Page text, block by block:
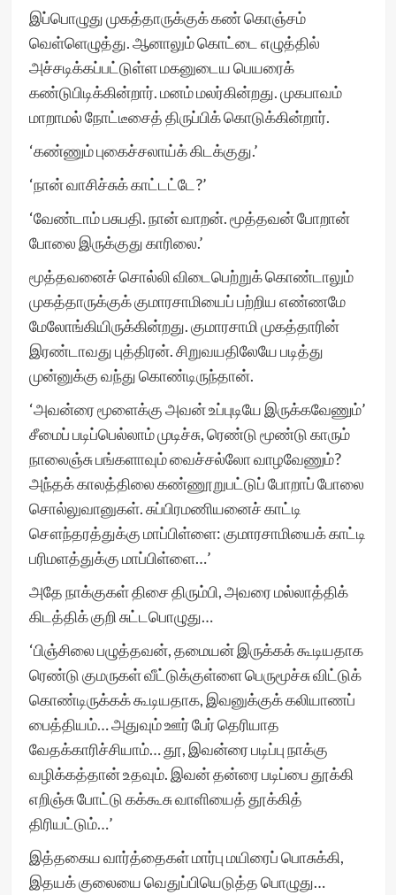
இப்பொழுது முகத்தாருக்குக் கண் கொஞ்சம்
வெள்ளெழுத்து. ஆனாலும் கொட்டை எழுத்தில்
அச்சடிக்கப்பட்டுள்ள மகனுடைய பெயரைக்
கண்டுபிடிக்கின்றார். மனம் மலர்கின்றது. முகபாவம்
மாறாமல் நோட்டீசைத் திருப்பிக் கொடுக்கின்றார்.
‘கண்ணும் புகைச்சலாய்க் கிடக்குது.’
‘நான் வாசிச்சுக் காட்டட்டே?’
‘வேண்டாம் பசுபதி. நான் வாறன். மூத்தவன் போறான்
போலை இருக்குது காரிலை.’
மூத்தவனைச் சொல்லி விடைபெற்றுக் கொண்டாலும்
முகத்தாருக்குக் குமாரசாமியைப் பற்றிய எண்ணமே
மேலோங்கியிருக்கின்றது. குமாரசாமி முகத்தாரின்
இரண்டாவது புத்திரன். சிறுவயதிலேயே படித்து
முன்னுக்கு வந்து கொண்டிருந்தான்.
‘அவன்ரை மூளைக்கு அவன் உப்புடியே இருக்கவேணும்’
சீமைப் படிப்பெல்லாம் முடிச்சு, ரெண்டு மூண்டு காரும்
நாலைஞ்சு பங்களாவும் வைச்சல்லோ வாழவேணும்?
அந்தக் காலத்திலை கண்ணூறுபட்டுப் போறாப் போலை
சொல்லுவானுகள். சுப்பிரமணியனைச் காட்டி
சௌந்தரத்துக்கு மாப்பிள்ளை: குமாரசாமியைக் காட்டி
பரிமளத்துக்கு மாப்பிள்ளை…’
அதே நாக்குகள் திசை திரும்பி, அவரை மல்லாத்திக்
கிடத்திக் குறி சுட்டபொழுது…
‘பிஞ்சிலை பழுத்தவன், தமையன் இருக்கக் கூடியதாக
ரெண்டு குமருகள் வீட்டுக்குள்ளை பெருமூச்சு விட்டுக்
கொண்டிருக்கக் கூடியதாக, இவனுக்குக் கலியாணப்
பைத்தியம்… அதுவும் ஊர் பேர் தெரியாத
வேதக்காரிச்சியாம்… தூ, இவன்ரை படிப்பு நாக்கு
வழிக்கத்தான் உதவும். இவன் தன்ரை படிப்பை தூக்கி
எறிஞ்சு போட்டு கக்கூசு வாளியைத் தூக்கித்
திரியட்டும்…’
இத்தகைய வார்த்தைகள் மார்பு மயிரைப் பொசுக்கி,
இதயக் குலையை வெதுப்பியெடுத்த பொழுது…